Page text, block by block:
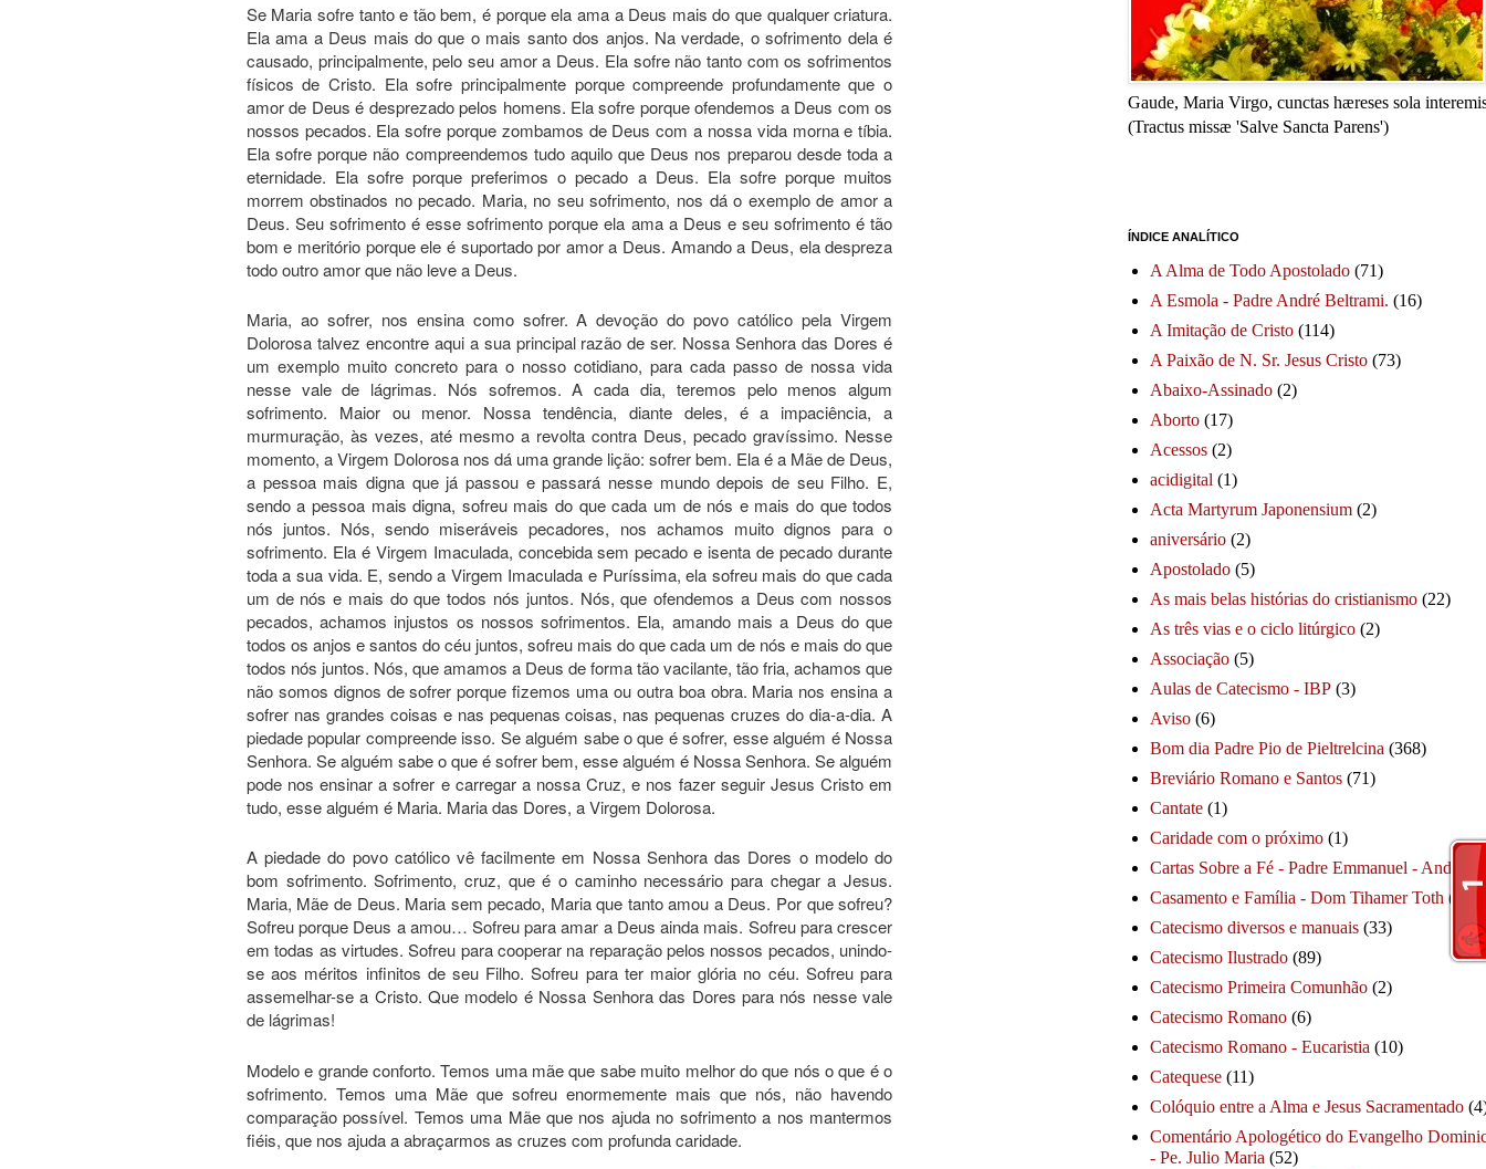
Se Maria sofre tanto e tão bem, é porque ela ama a Deus mais do que qualquer criatura.
Ela ama a Deus mais do que o mais santo dos anjos. Na verdade, o sofrimento dela é
causado, principalmente, pelo seu amor a Deus. Ela sofre não tanto com os sofrimentos
físicos de Cristo. Ela sofre principalmente porque compreende profundamente que o
amor de Deus é desprezado pelos homens. Ela sofre porque ofendemos a Deus com os
nossos pecados. Ela sofre porque zombamos de Deus com a nossa vida morna e tíbia.
Ela sofre porque não compreendemos tudo aquilo que Deus nos preparou desde toda a
eternidade. Ela sofre porque preferimos o pecado a Deus. Ela sofre porque muitos
morrem obstinados no pecado. Maria, no seu sofrimento, nos dá o exemplo de amor a
Deus. Seu sofrimento é esse sofrimento porque ela ama a Deus e seu sofrimento é tão
bom e meritório porque ele é suportado por amor a Deus. Amando a Deus, ela despreza
todo outro amor que não leve a Deus.
Maria, ao sofrer, nos ensina como sofrer. A devoção do povo católico pela Virgem
Dolorosa talvez encontre aqui a sua principal razão de ser. Nossa Senhora das Dores é
um exemplo muito concreto para o nosso cotidiano, para cada passo de nossa vida
nesse vale de lágrimas. Nós sofremos. A cada dia, teremos pelo menos algum
sofrimento. Maior ou menor. Nossa tendência, diante deles, é a impaciência, a
murmuração, às vezes, até mesmo a revolta contra Deus, pecado gravíssimo. Nesse
momento, a Virgem Dolorosa nos dá uma grande lição: sofrer bem. Ela é a Mãe de Deus,
a pessoa mais digna que já passou e passará nesse mundo depois de seu Filho. E,
sendo a pessoa mais digna, sofreu mais do que cada um de nós e mais do que todos
nós juntos. Nós, sendo miseráveis pecadores, nos achamos muito dignos para o
sofrimento. Ela é Virgem Imaculada, concebida sem pecado e isenta de pecado durante
toda a sua vida. E, sendo a Virgem Imaculada e Puríssima, ela sofreu mais do que cada
um de nós e mais do que todos nós juntos. Nós, que ofendemos a Deus com nossos
pecados, achamos injustos os nossos sofrimentos. Ela, amando mais a Deus do que
todos os anjos e santos do céu juntos, sofreu mais do que cada um de nós e mais do que
todos nós juntos. Nós, que amamos a Deus de forma tão vacilante, tão fria, achamos que
não somos dignos de sofrer porque fizemos uma ou outra boa obra. Maria nos ensina a
sofrer nas grandes coisas e nas pequenas coisas, nas pequenas cruzes do dia-a-dia. A
piedade popular compreende isso. Se alguém sabe o que é sofrer, esse alguém é Nossa
Senhora. Se alguém sabe o que é sofrer bem, esse alguém é Nossa Senhora. Se alguém
pode nos ensinar a sofrer e carregar a nossa Cruz, e nos fazer seguir Jesus Cristo em
tudo, esse alguém é Maria. Maria das Dores, a Virgem Dolorosa.
A piedade do povo católico vê facilmente em Nossa Senhora das Dores o modelo do
bom sofrimento. Sofrimento, cruz, que é o caminho necessário para chegar a Jesus.
Maria, Mãe de Deus. Maria sem pecado, Maria que tanto amou a Deus. Por que sofreu?
Sofreu porque Deus a amou… Sofreu para amar a Deus ainda mais. Sofreu para crescer
em todas as virtudes. Sofreu para cooperar na reparação pelos nossos pecados, unindo-
se aos méritos infinitos de seu Filho. Sofreu para ter maior glória no céu. Sofreu para
assemelhar-se a Cristo. Que modelo é Nossa Senhora das Dores para nós nesse vale
de lágrimas!
Modelo e grande conforto. Temos uma mãe que sabe muito melhor do que nós o que é o
sofrimento. Temos uma Mãe que sofreu enormemente mais que nós, não havendo
comparação possível. Temos uma Mãe que nos ajuda no sofrimento a nos mantermos
fiéis, que nos ajuda a abraçarmos as cruzes com profunda caridade.
Gaude, Maria Virgo, cunctas hæreses sola
(Tractus missæ 'Salve Sancta Parens')
ÍNDICE ANALÍTICO
A Alma de Todo Apostolado (71)
A Esmola - Padre André Beltrami. (16)
A Imitação de Cristo (114)
A Paixão de N. Sr. Jesus Cristo (73)
Abaixo-Assinado (2)
Aborto (17)
Acessos (2)
acidigital (1)
Acta Martyrum Japonensium (2)
aniversário (2)
Apostolado (5)
As mais belas histórias do cristianismo (22)
As três vias e o ciclo litúrgico (2)
Associação (5)
Aulas de Catecismo - IBP (3)
Aviso (6)
Bom dia Padre Pio de Pieltrelcina (368)
Breviário Romano e Santos (71)
Cantate (1)
Caridade com o próximo (1)
Cartas Sobre a Fé - Padre Emmanuel - André
Casamento e Família - Dom Tihamer Toth (115)
Catecismo diversos e manuais (33)
Catecismo Ilustrado (89)
Catecismo Primeira Comunhão (2)
Catecismo Romano (6)
Catecismo Romano - Eucaristia (10)
Catequese (11)
Colóquio entre a Alma e Jesus Sacramentado
Comentário Apologético do Evangelho
- Pe. Julio Maria (52)